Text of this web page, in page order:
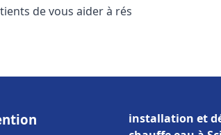
de vous aider à rés
installation et